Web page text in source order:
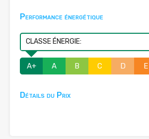
Performance énergétique
CLASSE ÉNERGIE:
A+ A B C D E
Détails du Prix